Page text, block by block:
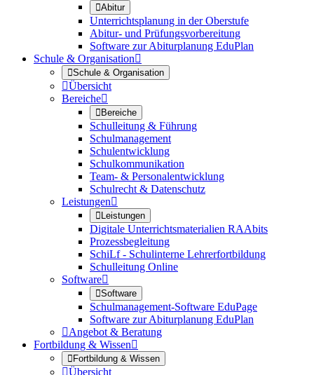
Abitur
Unterrichtsplanung in der Oberstufe
Abitur- und Prüfungsvorbereitung
Software zur Abiturplanung EduPlan
Schule & Organisation
Schule & Organisation
Übersicht
Bereiche
Bereiche
Schulleitung & Führung
Schulmanagement
Schulentwicklung
Schulkommunikation
Team- & Personalentwicklung
Schulrecht & Datenschutz
Leistungen
Leistungen
Digitale Unterrichtsmaterialien RAAbits
Prozessbegleitung
SchiLf - Schulinterne Lehrerfortbildung
Schulleitung Online
Software
Software
Schulmanagement-Software EduPage
Software zur Abiturplanung EduPlan
Angebot & Beratung
Fortbildung & Wissen
Fortbildung & Wissen
Übersicht